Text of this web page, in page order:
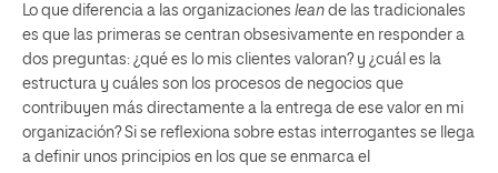
Lo que diferencia a las organizaciones lean de las tradicionales
es que las primeras se centran obsesivamente en responder a
dos preguntas: ¿qué es lo mis clientes valoran? y ¿cuál es la
estructura y cuáles son los procesos de negocios que
contribuyen más directamente a la entrega de ese valor en mi
organización? Si se reflexiona sobre estas interrogantes se llega
a definir unos principios en los que se enmarca el